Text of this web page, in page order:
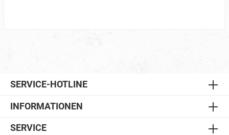
SERVICE-HOTLINE
INFORMATIONEN
SERVICE